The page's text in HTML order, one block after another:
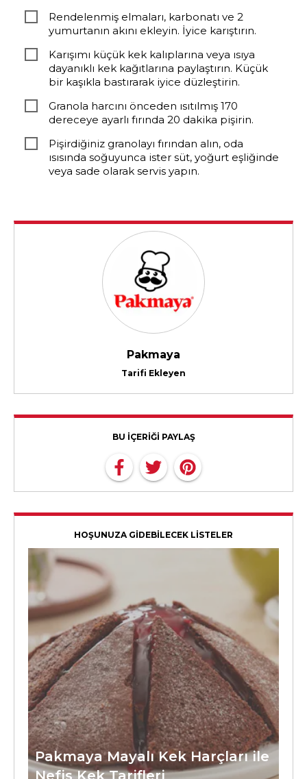
Rendelenmiş elmaları, karbonatı ve 2
yumurtanın akını ekleyin. İyice karıştırın.
Karışımı küçük kek kalıplarına veya ısıya
dayanıklı kek kağıtlarına paylaştırın. Küçük
bir kaşıkla bastırarak iyice düzleştirin.
Granola harcını önceden ısıtılmış 170
dereceye ayarlı fırında 20 dakika pişirin.
Pişirdiğiniz granolayı fırından alın, oda
ısısında soğuyunca ister süt, yoğurt eşliğinde
veya sade olarak servis yapın.
Pakmaya
Tarifi Ekleyen
BU İÇERİĞİ PAYLAŞ
HOŞUNUZA GİDEBİLECEK LİSTELER
Pakmaya Mayalı Kek Harçları ile